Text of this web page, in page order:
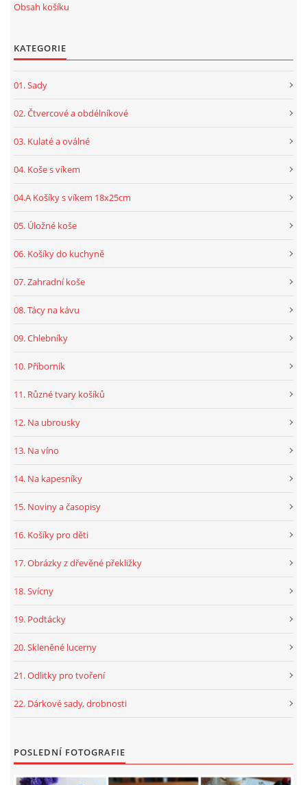
Obsah košíku
KATEGORIE
01. Sady
02. Čtvercové a obdélníkové
03. Kulaté a oválné
04. Koše s víkem
04.A Košíky s víkem 18x25cm
05. Úložné koše
06. Košíky do kuchyně
07. Zahradní koše
08. Tácy na kávu
09. Chlebníky
10. Příborník
11. Různé tvary košíků
12. Na ubrousky
13. Na víno
14. Na kapesníky
15. Noviny a časopisy
16. Košíky pro děti
17. Obrázky z dřevěné překližky
18. Svícny
19. Podtácky
20. Skleněné lucerny
21. Odlitky pro tvoření
22. Dárkové sady, drobnosti
POSLEDNÍ FOTOGRAFIE